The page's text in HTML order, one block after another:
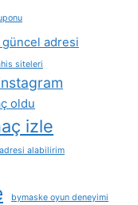
güncel adresi
siteleri
oldu
izle
alabilirim
bymaske oyun deneyimi